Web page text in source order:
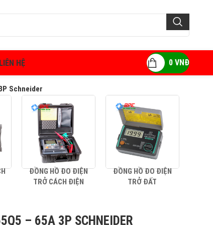
LIÊN HỆ 0 VNĐ
Schneider
ĐỒNG HỒ ĐO ĐIỆN
TRỞ CÁCH ĐIỆN
ĐỒNG HỒ ĐO ĐIỆN
TRỞ ĐẤT
– 65A 3P SCHNEIDER